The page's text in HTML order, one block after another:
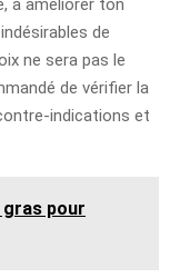
de
ne sera pas le
de vérifier la
indications et
gras pour